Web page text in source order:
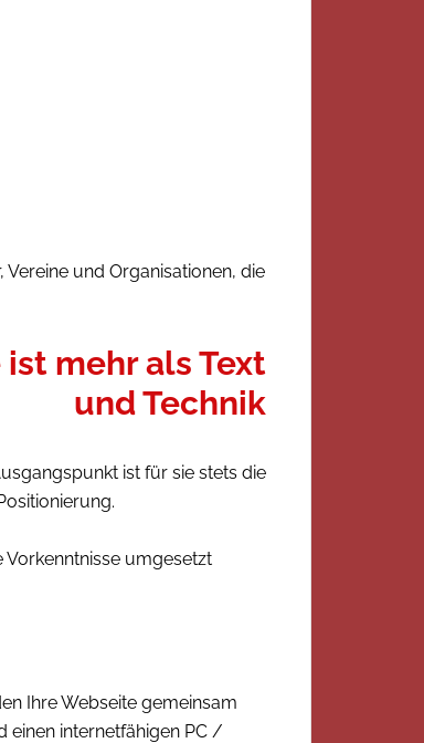
und Organisationen, die
ist für sie stets die
umgesetzt
Ihre Webseite gemeinsam
einen internetfähigen PC /